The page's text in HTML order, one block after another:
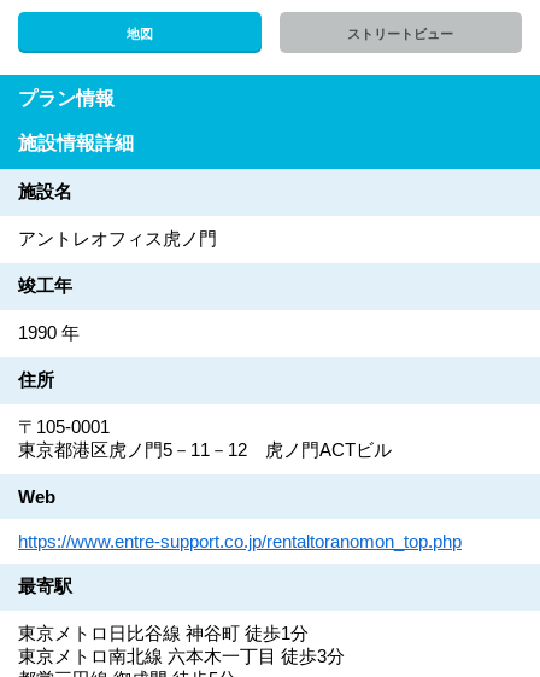
地図 ストリートビュー
プラン情報
施設情報詳細
施設名
アントレオフィス虎ノ門
竣工年
1990 年
住所
〒105-0001
東京都港区虎ノ門5－11－12 虎ノ門ACTビル
Web
https://www.entre-support.co.jp/rentaltoranomon_top.php
最寄駅
東京メトロ日比谷線 神谷町 徒歩1分
東京メトロ南北線 六本木一丁目 徒歩3分